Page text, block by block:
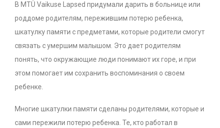
В MTÜ Vaikuse Lapsed придумали дарить в больнице или
роддоме родителям, пережившим потерю ребенка,
шкатулку памяти с предметами, которые родители смогут
связать с умершим малышом. Это дает родителям
понять, что окружающие люди понимают их горе, и при
этом помогает им сохранить воспоминания о своем
ребенке.
Многие шкатулки памяти сделаны родителями, которые и
сами пережили потерю ребенка. Те, кто работал в